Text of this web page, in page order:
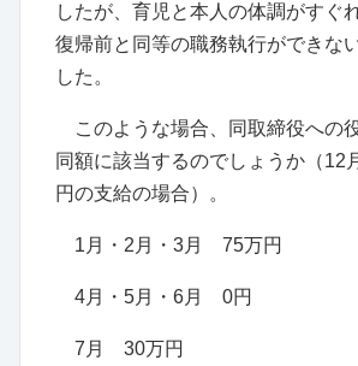
したが、育児と本人の体調がすぐ
復帰前と同等の職務執行ができな
した。
このような場合、同取締役への
同額に該当するのでしょうか（12
円の支給の場合）。
1月・2月・3月 75万円
4月・5月・6月 0円
7月 30万円